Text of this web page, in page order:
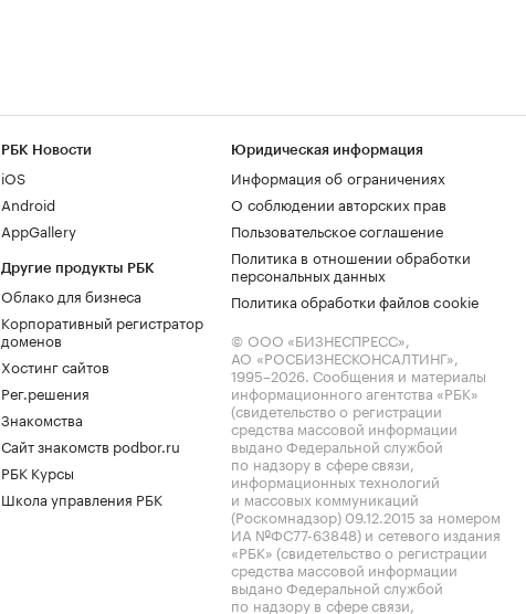
РБК Новости
iOS
Android
AppGallery
Другие продукты РБК
Облако для бизнеса
Корпоративный регистратор
доменов
Хостинг сайтов
Рег.решения
Знакомства
Сайт знакомств podbor.ru
РБК Курсы
Школа управления РБК
Юридическая информация
Информация об ограничениях
О соблюдении авторских прав
Пользовательское соглашение
Политика в отношении обработки
персональных данных
Политика обработки файлов cookie
© ООО «БИЗНЕСПРЕСС»,
АО «РОСБИЗНЕСКОНСАЛТИНГ»,
1995–2026. Сообщения и материалы
информационного агентства «РБК»
(свидетельство о регистрации
средства массовой информации
выдано Федеральной службой
по надзору в сфере связи,
информационных технологий
и массовых коммуникаций
(Роскомнадзор) 09.12.2015 за номером
ИА №ФС77-63848) и сетевого издания
«РБК» (свидетельство о регистрации
средства массовой информации
выдано Федеральной службой
по надзору в сфере связи,